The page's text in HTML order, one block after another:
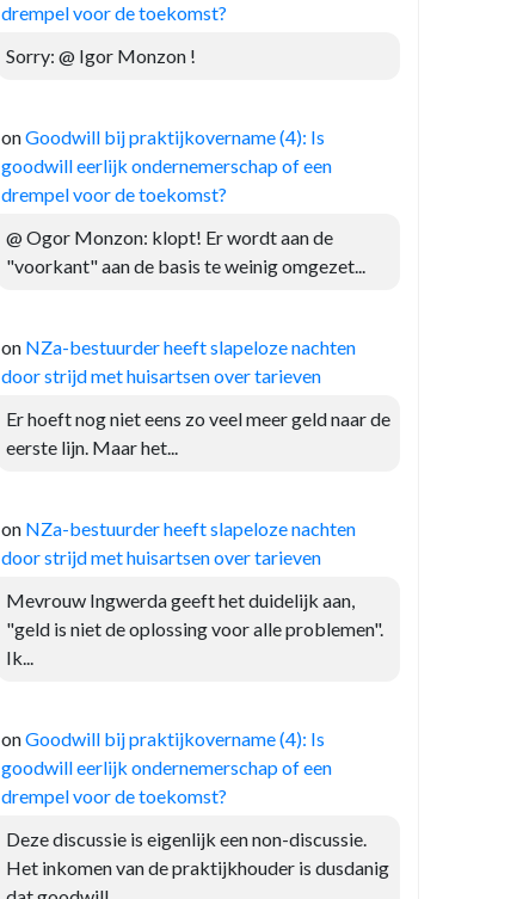
drempel voor de toekomst?
Sorry: @ Igor Monzon !
onGoodwill bij praktijkovername (4): Is
goodwill eerlijk ondernemerschap of een
drempel voor de toekomst?
@ Ogor Monzon: klopt! Er wordt aan de
"voorkant" aan de basis te weinig omgezet...
on NZa-bestuurder heeft slapeloze nachten
door strijd met huisartsen over tarieven
Er hoeft nog niet eens zo veel meer geld naar de
eerste lijn. Maar het...
on NZa-bestuurder heeft slapeloze nachten
door strijd met huisartsen over tarieven
Mevrouw Ingwerda geeft het duidelijk aan,
"geld is niet de oplossing voor alle problemen".
Ik...
onGoodwill bij praktijkovername (4): Is
goodwill eerlijk ondernemerschap of een
drempel voor de toekomst?
Deze discussie is eigenlijk een non-discussie.
Het inkomen van de praktijkhouder is dusdanig